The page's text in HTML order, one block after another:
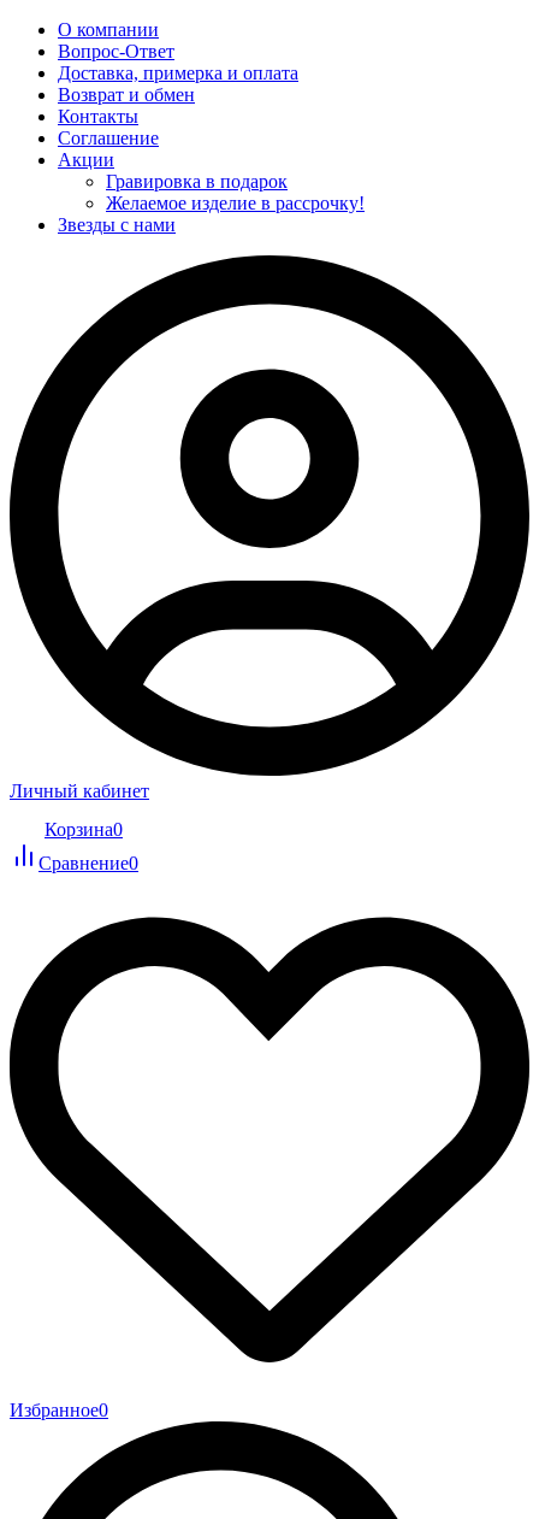
О компании
Вопрос-Ответ
Доставка, примерка и оплата
Возврат и обмен
Контакты
Соглашение
Акции
Гравировка в подарок
Желаемое изделие в рассрочку!
Звезды с нами
Личный кабинет
Корзина0
Сравнение0
Избранное0